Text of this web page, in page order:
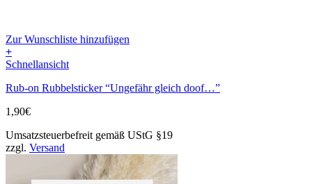
Zur Wunschliste hinzufügen
+
Schnellansicht
Rub-on Rubbelsticker “Ungefähr gleich doof…”
1,90€
Umsatzsteuerbefreit gemäß UStG §19
zzgl. Versand